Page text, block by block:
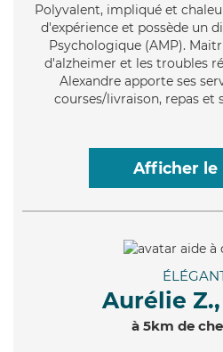
Polyvalent, impliqué et
d'expérience et possède un
Psychologique (AMP).
d'alzheimer et les troubles
Alexandre apporte ses
courses/livraison, repas et
Afficher le
Aurélie Z.,
à 5km de